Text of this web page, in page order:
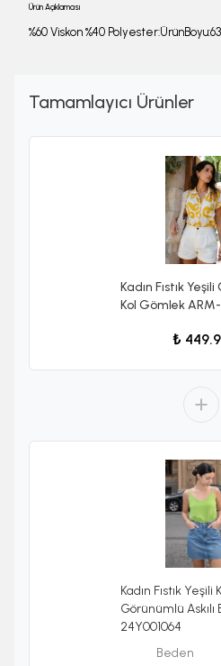
Ürün Açıklaması
%60 Viskon %40
Tamamlayıcı Ürünler
Kadın Fıstık Yeşili
Kol Gömlek ARM-
₺
Kadın Fıstık Yeşili
Görünümlü Askılı
24Y001064
Beden